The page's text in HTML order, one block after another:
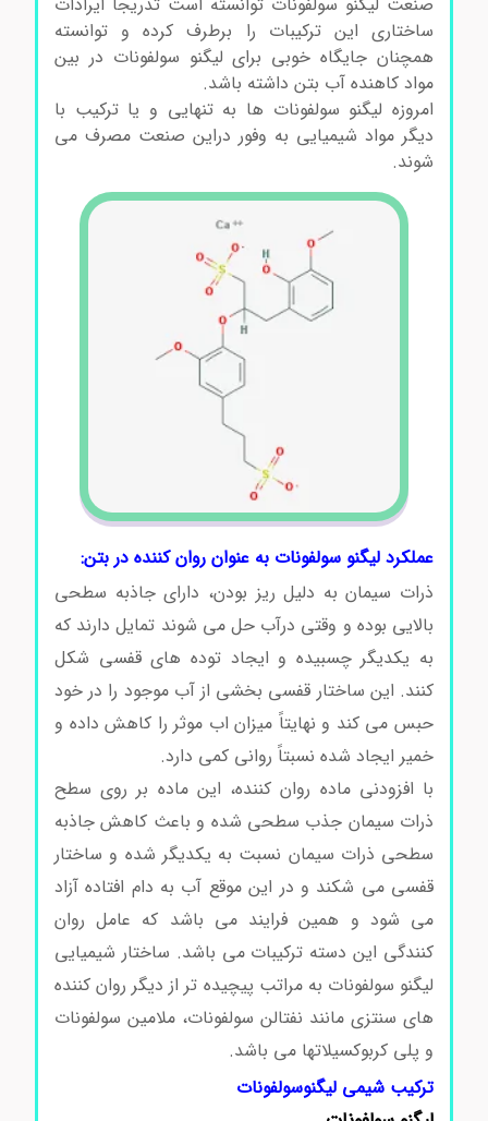
ساختاری این ترکیبات را برطرف کرده و توانسته
همچنان جایگاه خوبی برای لیگنو سولفونات در بین
مواد کاهنده آب بتن داشته باشد.
امروزه لیگنو سولفونات ها به تنهایی و یا ترکیب با
دیگر مواد شیمیایی به وفور دراین صنعت مصرف می
شوند.
عملکرد لیگنو سولفونات به عنوان روان کننده در بتن:
ذرات سیمان به دلیل ریز بودن، دارای جاذبه سطحی
بالایی بوده و وقتی درآب حل می شوند تمایل دارند که
به یکدیگر چسبیده و ایجاد توده های قفسی شکل
کنند. این ساختار قفسی بخشی از آب موجود را در خود
حبس می کند و نهایتاً میزان اب موثر را کاهش داده و
خمیر ایجاد شده نسبتاً روانی کمی دارد.
با افزودنی ماده روان کننده، این ماده بر روی سطح
ذرات سیمان جذب سطحی شده و باعث کاهش جاذبه
سطحی ذرات سیمان نسبت به یکدیگر شده و ساختار
قفسی می شکند و در این موقع آب به دام افتاده آزاد
می شود و همین فرایند می باشد که عامل روان
کنندگی این دسته ترکیبات می باشد. ساختار شیمیایی
لیگنو سولفونات به مراتب پیچیده تر از دیگر روان کننده
های سنتزی مانند نفتالن سولفونات، ملامین سولفونات
و پلی کربوکسیلاتها می باشد.
ترکیب شیمی لیگنوسولفونات